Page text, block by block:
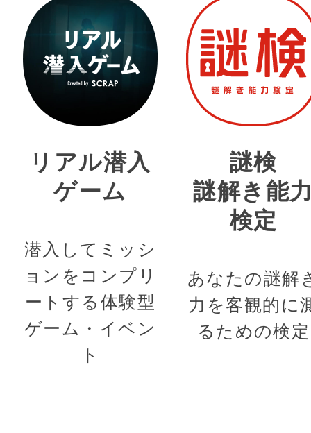
リアル潜入
ゲーム
潜入してミッシ
ョンをコンプリ
ートする体験型
ゲーム・イベン
ト
謎検
謎解き能
検定
あなたの謎解
力を客観的に
るための検定